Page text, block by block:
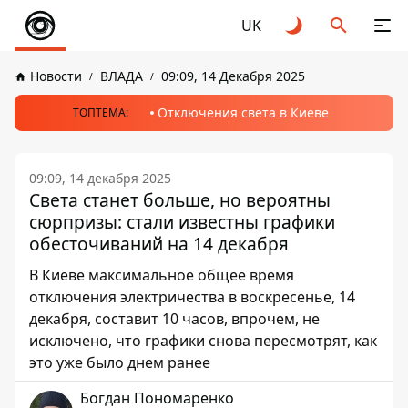
UK
Новости ВЛАДА 09:09, 14 Декабря 2025
ТОПТЕМА: Отключения света в Киеве
09:09, 14 декабря 2025
Света станет больше, но вероятны
сюрпризы: стали известны графики
обесточиваний на 14 декабря
В Киеве максимальное общее время
отключения электричества в воскресенье, 14
декабря, составит 10 часов, впрочем, не
исключено, что графики снова пересмотрят, как
это уже было днем ​​ранее
Богдан Пономаренко